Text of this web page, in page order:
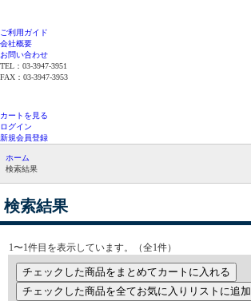
ご利用ガイド
会社概要
お問い合わせ
TEL：03-3947-3951
FAX：03-3947-3953
カートを見る
ログイン
新規会員登録
ホーム
検索結果
検索結果
1〜1件目を表示しています。（全1件）
チェックした商品をまとめてカートに入れる
チェックした商品を全てお気に入りリストに追加